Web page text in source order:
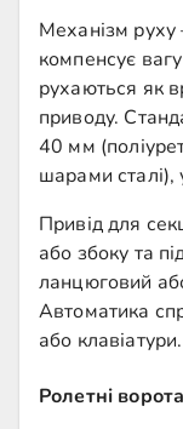
Механізм руху
компенсує
рухаються як
приводу.
40 мм
шарами
Привід для
або збоку та
ланцюговий
Автоматика
або клавіатури.
Ролетні ворота